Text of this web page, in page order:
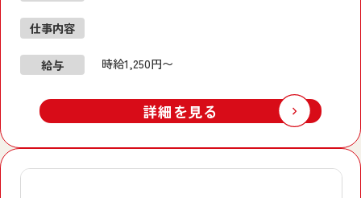
仕事内容
給与 時給1,250円〜
詳細を見る